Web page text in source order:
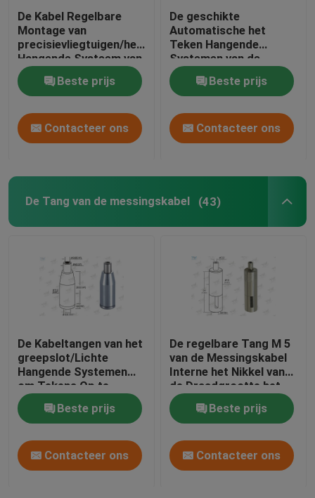
De Kabel Regelbare
Montage van
precisievliegtuigen/het
Hangende Systeem van
de Draadkabel
Beste prijs
Contacteer ons
De geschikte
Automatische het
Teken Hangende
Systemen van de
Slotkabel passen
gemakkelijk Hoogte
aan
Beste prijs
Contacteer ons
De Tang van de messingskabel (43)
De Kabeltangen van het
greepslot/Lichte
Hangende Systemen
om Tekens Op te
schorten
Beste prijs
Contacteer ons
De regelbare Tang M 5
van de Messingskabel
Interne het Nikkel van
de Draadgrootte het
Eindigen Kleur
Beste prijs
Contacteer ons